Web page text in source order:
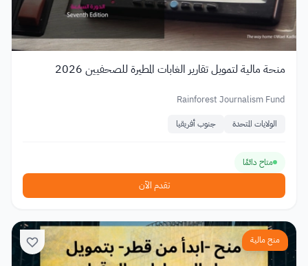
منحة مالية لتمويل تقارير الغابات المطيرة للصحفيين 2026
Rainforest Journalism Fund
الولايات المتحدة جنوب أفريقيا
متاح دائمًا
تقدم الآن
منح مالية